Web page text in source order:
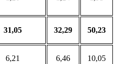
31,05 32,29 50,23
6,21 6,46 10,05